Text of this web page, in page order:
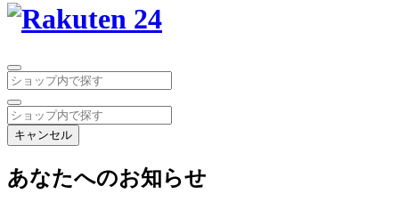
キャンセル
あなたへのお知らせ